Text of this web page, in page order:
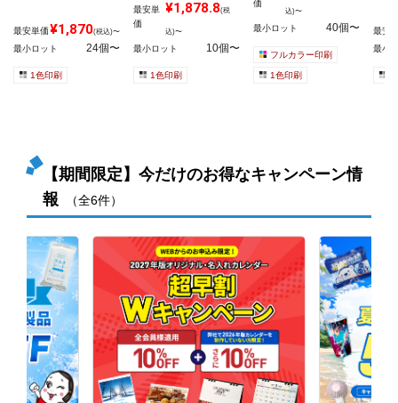
最安単価¥1,870(税込)〜
最小ロット 24個〜
1色印刷
最安単
価
¥1,878.8(税
込)〜
最小ロット 10個〜
1色印刷
価
込)〜
最小ロット 40個〜
フルカラー印刷
1色印刷
最安
最小
【期間限定】今だけのお得なキャンペーン情
報
（全6件）